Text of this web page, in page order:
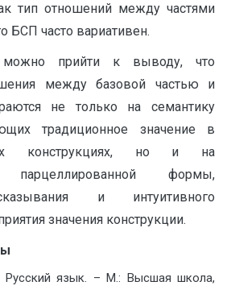
тип отношений между частями
БСП часто вариативен.
можно прийти к выводу, что
между базовой частью и
не только на семантику
традиционное значение в
конструкциях, но и на
парцеллированной формы,
и интуитивного
значения конструкции.
Русский язык. – М.: Высшая школа,